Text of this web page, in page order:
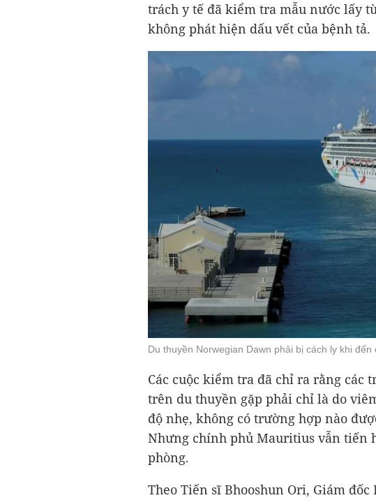
trách y tế đã kiểm tra mẫu nước lấy
không phát hiện dấu vết của bệnh tả.
Du thuyền Norwegian Dawn phải bị cách ly khi đến
Các cuộc kiểm tra đã chỉ ra rằng các
trên du thuyền gặp phải chỉ là do
độ nhẹ, không có trường hợp nào
Nhưng chính phủ Mauritius vẫn tiến
phòng.
Theo Tiến sĩ Bhooshun Ori, Giám đốc